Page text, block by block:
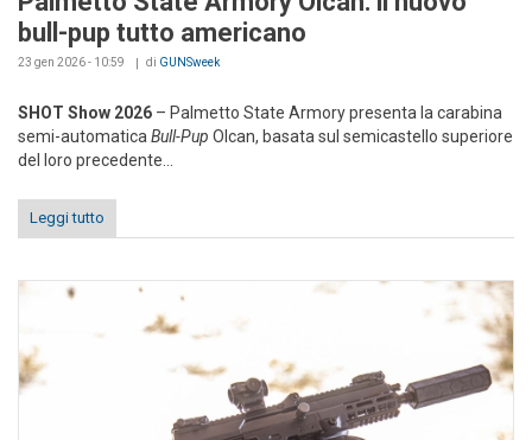
bull-pup tutto americano
23 gen 2026 - 10:59 di GUNSweek
SHOT Show 2026 – Palmetto State Armory presenta la carabina
semi-automaticaBull-Pup Olcan, basata sul semicastello superiore
del loro precedente...
Leggi tutto